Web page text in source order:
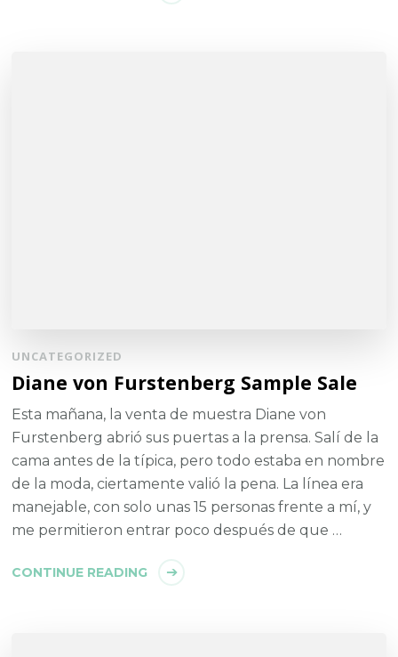
UNCATEGORIZED
Diane von Furstenberg Sample Sale
Esta mañana, la venta de muestra Diane von
Furstenberg abrió sus puertas a la prensa. Salí de la
cama antes de la típica, pero todo estaba en nombre
de la moda, ciertamente valió la pena. La línea era
manejable, con solo unas 15 personas frente a mí, y
me permitieron entrar poco después de que …
CONTINUE READING